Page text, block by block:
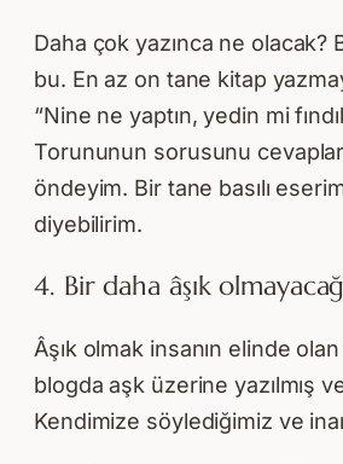
Daha çok yazınca ne
bu. En az on tane kitap
“Nine ne yaptın, yedin mi
Torununun sorusunu
öndeyim. Bir tane basılı
diyebilirim.
4. Bir daha âşık
Âşık olmak insanın elinde
blogda aşk üzerine yazılmış
Kendimize söylediğimiz ve